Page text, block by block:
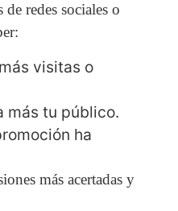
redes sociales o
visitas o
más tu público.
ha
más acertadas y